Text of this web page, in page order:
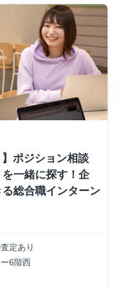
】ポジション相談
一緒に探す！企
総合職インターン
定あり
6階西